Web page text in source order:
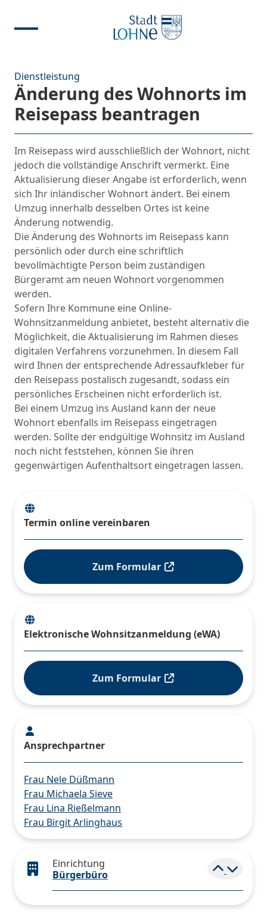
Dienstleistung
Änderung des Wohnorts im
Reisepass beantragen
Termin online vereinbaren
Zum Formular
Elektronische Wohnsitzanmeldung (eWA)
Zum Formular
Ansprechpartner
Frau Nele Düßmann
Frau Michaela Sieve
Frau Lina Rießelmann
Frau Birgit Arlinghaus
Im Reisepass wird ausschließlich der Wohnort, nicht
jedoch die vollständige Anschrift vermerkt. Eine
Aktualisierung dieser Angabe ist erforderlich, wenn
sich Ihr inländischer Wohnort ändert. Bei einem
Umzug innerhalb desselben Ortes ist keine
Änderung notwendig.
Die Änderung des Wohnorts im Reisepass kann
persönlich oder durch eine schriftlich
bevollmächtigte Person beim zuständigen
Bürgeramt am neuen Wohnort vorgenommen
werden.
Sofern Ihre Kommune eine Online-
Wohnsitzanmeldung anbietet, besteht alternativ die
Möglichkeit, die Aktualisierung im Rahmen dieses
digitalen Verfahrens vorzunehmen. In diesem Fall
wird Ihnen der entsprechende Adressaufkleber für
den Reisepass postalisch zugesandt, sodass ein
persönliches Erscheinen nicht erforderlich ist.
Bei einem Umzug ins Ausland kann der neue
Wohnort ebenfalls im Reisepass eingetragen
werden. Sollte der endgültige Wohnsitz im Ausland
noch nicht feststehen, können Sie ihren
gegenwärtigen Aufenthaltsort eingetragen lassen.
Einrichtung
Bürgerbüro